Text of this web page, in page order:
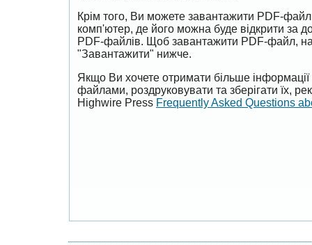
Крім того, Ви можете завантажити PDF-
комп'ютер, де його можна буде відкрити за
PDF-файлів. Щоб завантажити PDF-файл,
"Завантажити" нижче.
Якщо Ви хочете отримати більше
файлами, роздруковувати та зберігати їх,
Highwire Press Frequently Asked Questions